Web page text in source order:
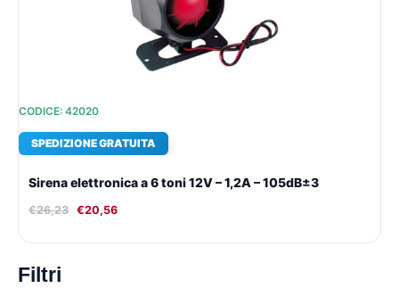
Filtri
CODICE: 42020
SPEDIZIONE GRATUITA
Sirena elettronica a 6 toni 12V – 1,2A – 105dB±3
€26,23 €20,56